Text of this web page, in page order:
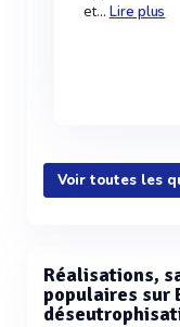
et... Lire plus
Voir toutes les
Réalisations,
populaires sur